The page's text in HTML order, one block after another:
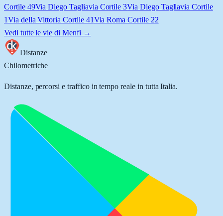
Cortile 49Via Diego Tagliavia Cortile 3Via Diego Tagliavia Cortile
1Via della Vittoria Cortile 41Via Roma Cortile 22
Vedi tutte le vie di Menfi →
Distanze
Chilometriche
Distanze, percorsi e traffico in tempo reale in tutta Italia.